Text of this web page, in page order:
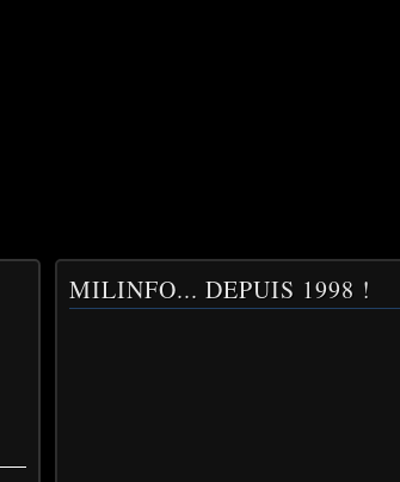
MILINFO... DEPUIS 1998 !